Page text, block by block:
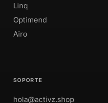
Linq
Optimend
Airo
SOPORTE
hola@activz.shop